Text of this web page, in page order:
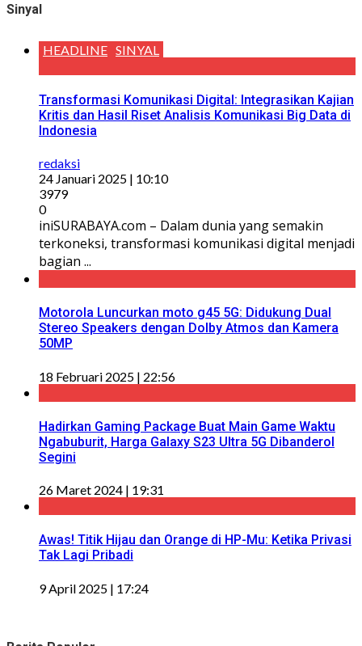
Sinyal
HEADLINE SINYAL
Transformasi Komunikasi Digital: Integrasikan Kajian
Kritis dan Hasil Riset Analisis Komunikasi Big Data di
Indonesia
redaksi
24 Januari 2025 | 10:10
3979
0
iniSURABAYA.com – Dalam dunia yang semakin
terkoneksi, transformasi komunikasi digital menjadi
bagian ...
Motorola Luncurkan moto g45 5G: Didukung Dual
Stereo Speakers dengan Dolby Atmos dan Kamera
50MP
18 Februari 2025 | 22:56
Hadirkan Gaming Package Buat Main Game Waktu
Ngabuburit, Harga Galaxy S23 Ultra 5G Dibanderol
Segini
26 Maret 2024 | 19:31
Awas! Titik Hijau dan Orange di HP-Mu: Ketika Privasi
Tak Lagi Pribadi
9 April 2025 | 17:24